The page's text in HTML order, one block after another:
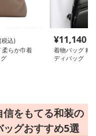
(税込)
柔らか巾着
¥11,140
着物バッグ 粋
ディバッグ
をもてる和装の
グおすすめ5選